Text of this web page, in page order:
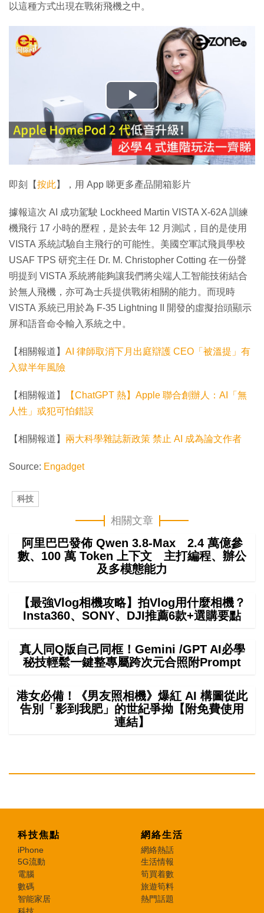
以這種方式出現在戰術飛機之中。
播
放
影
片
即刻【按此】，用 App 睇更多產品開箱影片
據報這次 AI 成功駕駛 Lockheed Martin VISTA X-62A 訓練
機飛行 17 小時的歷程，是於去年 12 月測試，目的是使用
VISTA 系統試驗自主飛行的可能性。美國空軍試飛員學校
USAF TPS 研究主任 Dr. M. Christopher Cotting 在一份聲
明提到 VISTA 系統將能夠讓我們將尖端人工智能技術結合
於無人飛機，亦可為士兵提供戰術相關的能力。而現時
VISTA 系統已用於為 F-35 Lightning II 開發的虛擬抬頭顯示
屏和語音命令輸入系統之中。
【相關報道】 AI 律師取消下月出庭辯護 CEO「被溫提」有
入獄半年風險
【相關報道】
【ChatGPT 熱】Apple 聯合創辦人：AI「無
人性」或犯可怕錯誤
【相關報道】 兩大科學雜誌新政策 禁止 AI 成為論文作者
Source: Engadget
科技
相關文章
阿里巴巴發佈 Qwen 3.8-Max 2.4 萬億參
數、100 萬 Token 上下文 主打編程、辦公
及多模態能力
【最強Vlog相機攻略】拍Vlog用什麼相機？
Insta360、SONY、DJI推薦6款+選購要點
真人同Q版自己同框！Gemini /GPT AI必學
秘技輕鬆一鍵整專屬跨次元合照附Prompt
港女必備！《男友照相機》爆紅 AI 構圖從此
告別「影到我肥」的世紀爭拗【附免費使用
連結】
科技焦點
iPhone
5G流動
電腦
數碼
智能家居
科技
網絡生活
網絡熱話
生活情報
筍買着數
旅遊筍料
熱門話題